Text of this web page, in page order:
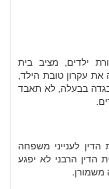
ילדים, מציב בית
עקרון טובת הילד,
בבעלה, לא תאבד
לענייני משפחה
הדין הרבני לא יפגע
משמורן.